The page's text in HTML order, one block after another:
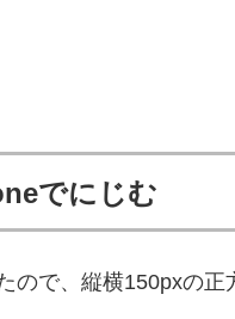
でにじむ
ので、縦横150pxの正